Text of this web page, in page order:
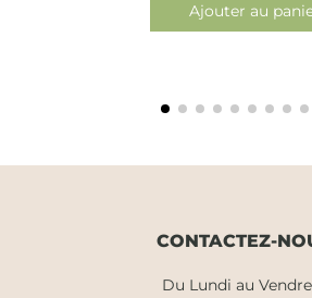
Ajouter au
CONTACTEZ-
Du Lundi au